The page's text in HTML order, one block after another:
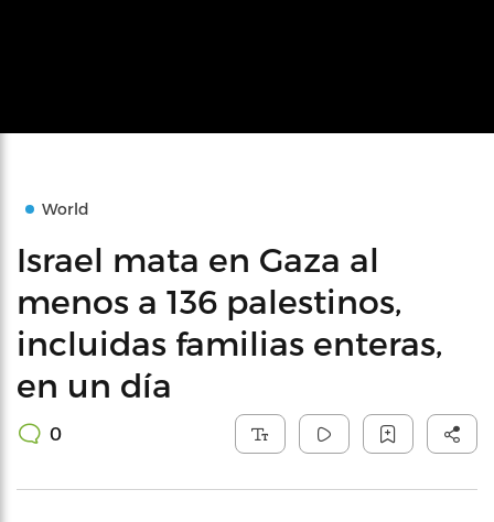
World
Israel mata en Gaza al
menos a 136 palestinos,
incluidas familias enteras,
en un día
0